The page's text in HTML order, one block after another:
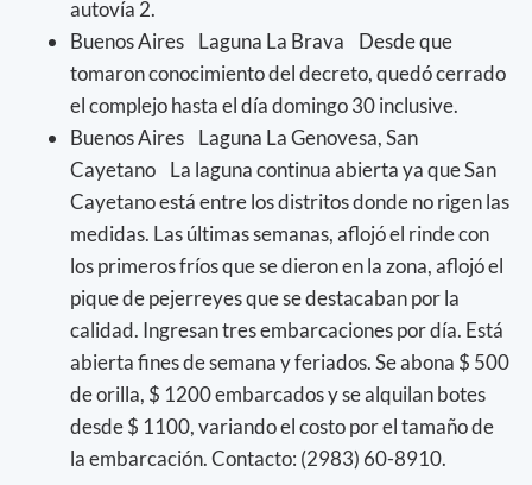
autovía 2.
Buenos Aires Laguna La Brava Desde que
tomaron conocimiento del decreto, quedó cerrado
el complejo hasta el día domingo 30 inclusive.
Buenos Aires Laguna La Genovesa, San
Cayetano La laguna continua abierta ya que San
Cayetano está entre los distritos donde no rigen las
medidas. Las últimas semanas, aflojó el rinde con
los primeros fríos que se dieron en la zona, aflojó el
pique de pejerreyes que se destacaban por la
calidad. Ingresan tres embarcaciones por día. Está
abierta fines de semana y feriados. Se abona $ 500
de orilla, $ 1200 embarcados y se alquilan botes
desde $ 1100, variando el costo por el tamaño de
la embarcación. Contacto: (2983) 60-8910.